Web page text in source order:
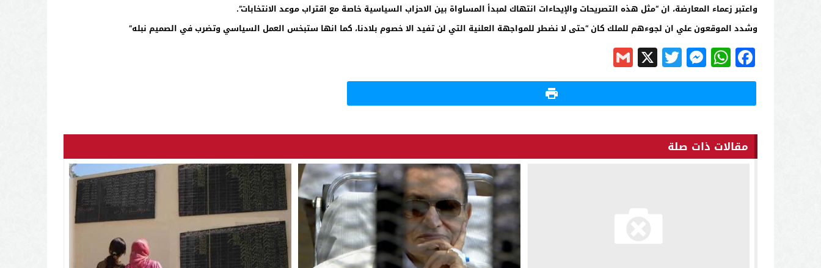
واعتبر زعماء المعارضة، ان “مثل هذه التصريحات والإيحاءات انتهاك لمبدأ المساواة بين الاحزاب السياسية خاصة مع اقتراب موعد الانتخابات”.
وشدد الموقعون علي ان لجوءهم للملك كان “حتى لا نضطر للمواجهة العلنية التي لن تفيد الا خصوم بلادنا، كما انها ستبخس العمل السياسي وتضرب في الصميم نبله”
Facebook
WhatsApp
Messenger
Twitter
X
Gmail
مقالات ذات صلة